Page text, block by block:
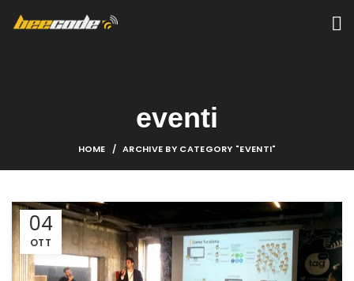
eventi
HOME ARCHIVE BY CATEGORY "EVENTI"
04
OTT